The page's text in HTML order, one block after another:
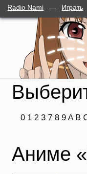
Radio Nami — Играть
0 1 2 3 7 8 9 A B
Аниме